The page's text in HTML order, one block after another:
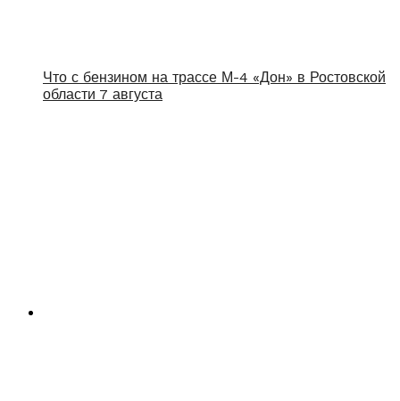
Что с бензином на трассе М-4 «Дон» в Ростовской
области 7 августа